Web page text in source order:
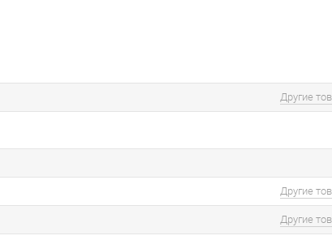
Другие
Другие
Другие